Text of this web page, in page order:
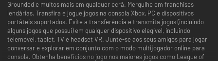
Grounded e muitos mais em qualquer ecrã. Mergulhe em franchises
lendárias. Transfira e jogue jogos na consola Xbox, PC e dispositivos
portáteis suportados. Evite a transferência e transmita jogos (incluindo
alguns jogos que possui) em qualquer dispositivo elegível, incluindo
telemóvel, tablet, TV e headset VR. Junte-se aos seus amigos para jogar,
conversar e explorar em conjunto com o modo multijogador online para
consola. Obtenha benefícios no jogo nos maiores jogos como League of